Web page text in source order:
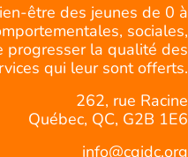
être des jeunes de 0 à
sociales,
progresser la qualité des
qui leur sont offerts.
262, rue Racine
Québec, QC, G2B 1E6
info@cqjdc.org